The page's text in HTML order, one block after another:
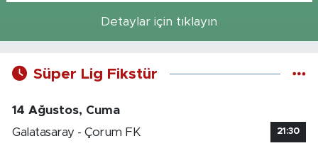
Detaylar için tıklayın
Süper Lig Fikstür
14 Ağustos, Cuma
Galatasaray - Çorum FK
21:30